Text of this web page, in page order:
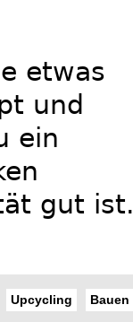
etwas
und
ein
gut ist.
Upcycling Bauen